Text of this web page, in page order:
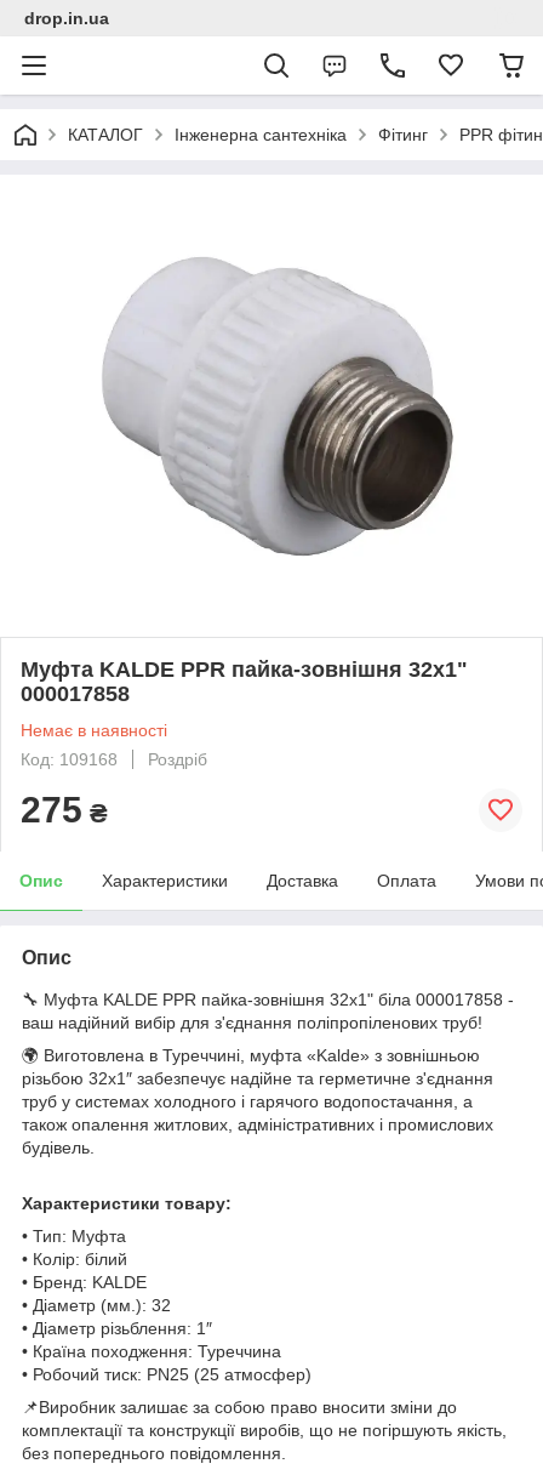
drop.in.ua
КАТАЛОГ Інженерна сантехніка Фітинг PPR
Муфта KALDE PPR пайка-зовнішня 32x1"
000017858
Немає в наявності
Код: 109168
Роздріб
275 ₴
Опис Характеристики Доставка Оплата Умови
Опис
🔧 Муфта KALDE PPR пайка-зовнішня 32x1" біла 000017858 -
ваш надійний вибір для з'єднання поліпропіленових труб!
🌍 Виготовлена в Туреччині, муфта «Kalde» з зовнішньою
різьбою 32х1″ забезпечує надійне та герметичне з'єднання
труб у системах холодного і гарячого водопостачання, а
також опалення житлових, адміністративних і промислових
будівель.
Характеристики товару:
• Тип: Муфта
• Колір: білий
• Бренд: KALDE
• Діаметр (мм.): 32
• Діаметр різьблення: 1″
• Країна походження: Туреччина
• Робочий тиск: PN25 (25 атмосфер)
📌Виробник залишає за собою право вносити зміни до
комплектації та конструкції виробів, що не погіршують якість,
без попереднього повідомлення.